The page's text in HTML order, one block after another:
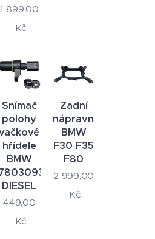
1 899,00
Kč
Snímač
polohy
hřídele
BMW
DIESEL
449,00
Kč
Zadní
nápravnice
BMW
F30 F35
F80
2 999,00
Kč